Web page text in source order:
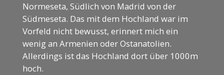
Normeseta, Südlich von Madrid von der
Südmeseta. Das mit dem Hochland war im
Vorfeld nicht bewusst, erinnert mich ein
wenig an Armenien oder Ostanatolien.
Allerdings ist das Hochland dort über 1000m
hoch.